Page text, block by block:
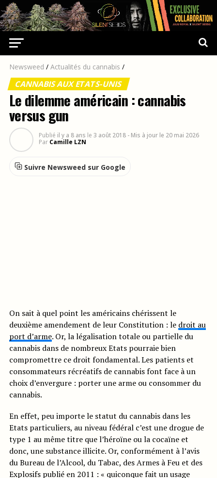
Newsweed / Actualités du cannabis /
CANNABIS AUX ETATS-UNIS
Le dilemme américain : cannabis
versus gun
Publié il y a 8 ans le 3 août 2018 - Mis à jour le 20 mai 2026
Par Camille LZN
Suivre Newsweed sur Google
On sait à quel point les américains chérissent le
deuxième amendement de leur Constitution : le droit au
port d’arme. Or, la légalisation totale ou partielle du
cannabis dans de nombreux Etats pourraie bien
compromettre ce droit fondamental. Les patients et
consommateurs récréatifs de cannabis font face à un
choix d’envergure : porter une arme ou consommer du
cannabis.
En effet, peu importe le statut du cannabis dans les
Etats particuliers, au niveau fédéral c’est une drogue de
type 1 au même titre que l’héroïne ou la cocaïne et
donc, une substance illicite. Or, conformément à l’avis
du Bureau de l’Alcool, du Tabac, des Armes à Feu et des
Explosifs publié en 2011 : « quiconque fait un usage